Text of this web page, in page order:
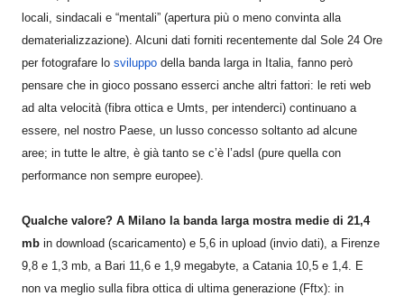
locali, sindacali e “mentali” (apertura più o meno convinta alla
dematerializzazione). Alcuni dati forniti recentemente dal Sole 24 Ore
per fotografare lo sviluppo della banda larga in Italia, fanno però
pensare che in gioco possano esserci anche altri fattori: le reti web
ad alta velocità (fibra ottica e Umts, per intenderci) continuano a
essere, nel nostro Paese, un lusso concesso soltanto ad alcune
aree; in tutte le altre, è già tanto se c’è l’adsl (pure quella con
performance non sempre europee).
Qualche valore? A Milano la banda larga mostra medie di 21,4
mb in download (scaricamento) e 5,6 in upload (invio dati), a Firenze
9,8 e 1,3 mb, a Bari 11,6 e 1,9 megabyte, a Catania 10,5 e 1,4. E
non va meglio sulla fibra ottica di ultima generazione (Fftx): in